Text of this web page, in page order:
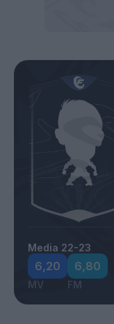
Media 22-23
6,20
MV
6,80
FM